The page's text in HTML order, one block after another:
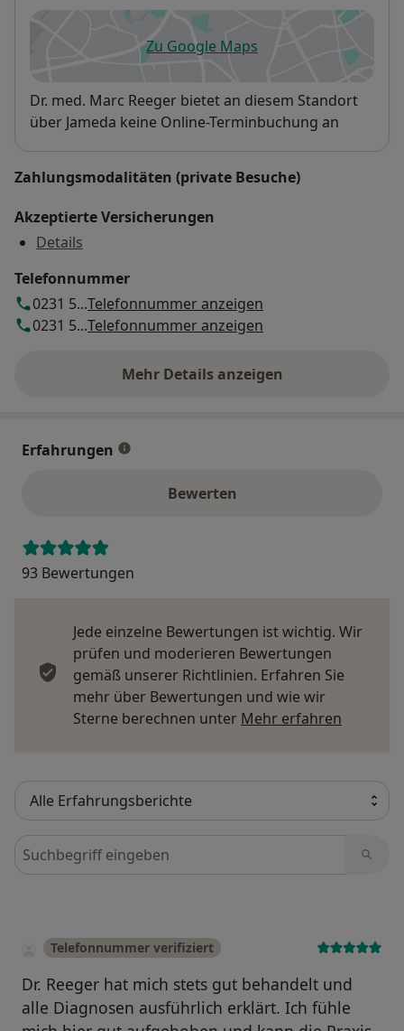
Zu Google Mapsöffnet in einer neuen
Verfügbarkeit
Dr. med. Marc Reeger bietet an diesem Standort
über Jameda keine Online-Terminbuchung an
Zahlungsmodalitäten (private Besuche)
Akzeptierte Versicherungen
Details
Telefonnummer
0231 5...Telefonnummer anzeigen
0231 5...Telefonnummer anzeigen
Mehr Details anzeigen
über die Adresse
Erfahrungen
Bewerten
93 Bewertungen
Jede einzelne Bewertungen ist wichtig. Wir
prüfen und moderieren Bewertungen
gemäß unserer Richtlinien. Erfahren Sie
mehr über Bewertungen und wie wir
Sterne berechnen unter Mehr erfahren
Bewertungen durchsuchen
Telefonnummer verifiziert
Dr. Reeger hat mich stets gut behandelt und
alle Diagnosen ausführlich erklärt. Ich fühle